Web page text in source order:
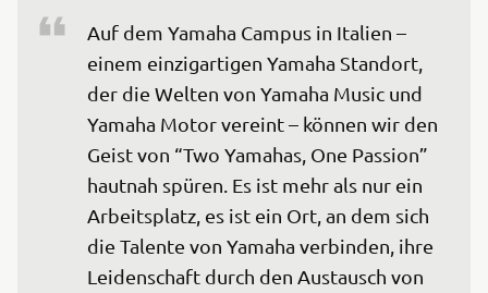
Auf dem Yamaha Campus in Italien –
einem einzigartigen Yamaha Standort,
der die Welten von Yamaha Music und
Yamaha Motor vereint – können wir den
Geist von “Two Yamahas, One Passion”
hautnah spüren. Es ist mehr als nur ein
Arbeitsplatz, es ist ein Ort, an dem sich
die Talente von Yamaha verbinden, ihre
Leidenschaft durch den Austausch von